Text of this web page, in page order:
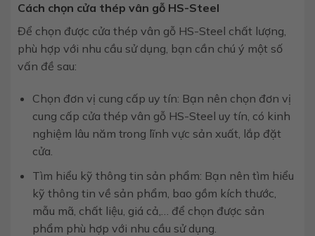
Cách chọn cửa thép vân gỗ HS-Steel
Để chọn được cửa thép vân gỗ HS-Steel chất lượng,
phù hợp với nhu cầu sử dụng, bạn cần chú ý một số
vấn đề sau:
Chọn đơn vị cung cấp uy tín: Bạn nên chọn đơn vị
cung cấp cửa thép vân gỗ HS-Steel uy tín, có kinh
nghiệm lâu năm trong lĩnh vực sản xuất, lắp đặt
cửa.
Tìm hiểu kỹ thông tin sản phẩm: Bạn nên tìm hiểu
kỹ thông tin về sản phẩm, bao gồm kích thước,
mẫu mã, chất liệu, giá cả,… để chọn được sản
phẩm phù hợp với nhu cầu sử dụng.